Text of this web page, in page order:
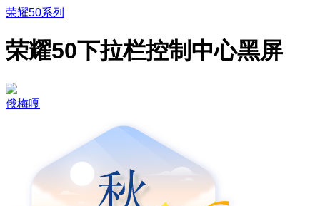
荣耀50系列
荣耀50下拉栏控制中心黑屏
俄梅嘎